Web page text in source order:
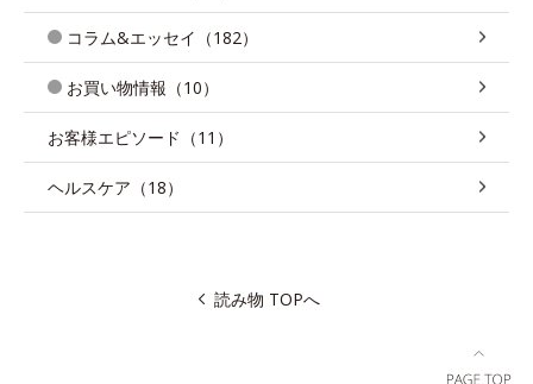
コラム&エッセイ（182）
お買い物情報（10）
お客様エピソード（11）
ヘルスケア（18）
読み物 TOPへ